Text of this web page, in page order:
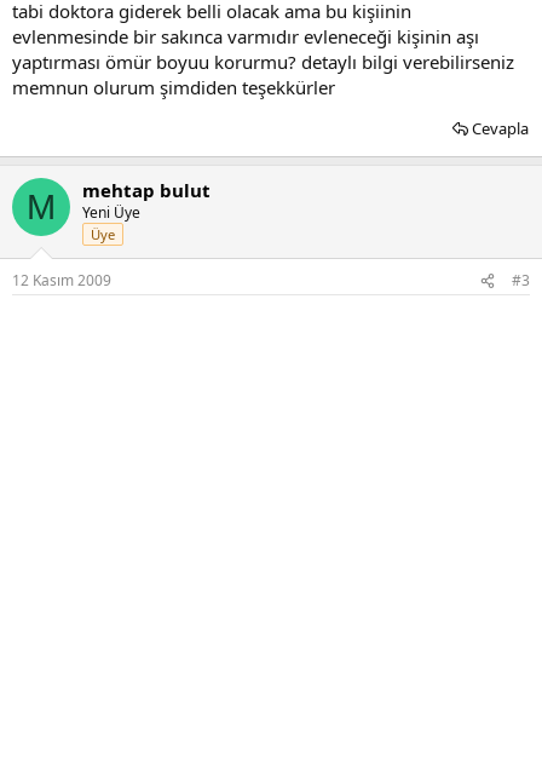
tabi doktora giderek belli olacak ama bu kişiinin
evlenmesinde bir sakınca varmıdır evleneceği kişinin aşı
yaptırması ömür boyuu korurmu? detaylı bilgi verebilirseniz
memnun olurum şimdiden teşekkürler
Cevapla
M mehtap bulut
Yeni Üye
Üye
12 Kasım 2009 #3